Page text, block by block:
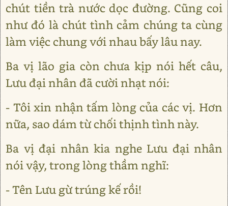
chút tiền trà nước dọc đường. Cũng coi
như đó là chút tình cảm chúng ta cùng
làm việc chung với nhau bấy lâu nay.
Ba vị lão gia còn chưa kịp nói hết câu,
Lưu đại nhân đã cười nhạt nói:
- Tôi xin nhận tấm lòng của các vị. Hơn
nữa, sao dám từ chối thịnh tình này.
Ba vị đại nhân kia nghe Lưu đại nhân
nói vậy, trong lòng thầm nghĩ:
- Tên Lưu gừ trúng kế rồi!